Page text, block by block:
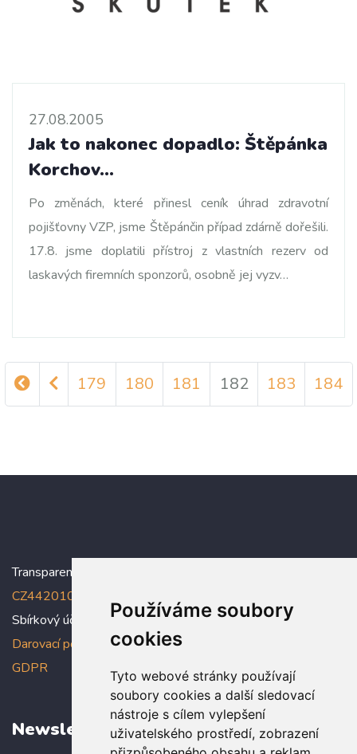
Používáme soubory
cookies
Tyto webové stránky používají
soubory cookies a další sledovací
nástroje s cílem vylepšení
uživatelského prostředí, zobrazení
27.08.2005
Jak to nakonec dopadlo: Štěpánka
Korchov…
Po změnách, které přinesl ceník úhrad zdravotní
pojišťovny VZP, jsme Štěpánčin případ zdárně dořešili.
17.8. jsme doplatili přístroj z vlastních rezerv od
laskavých firemních sponzorů, osobně jej vyzv…
179 180 181 182 183 184
Transparentní účet:
CZ4420100000005005005006
Sbírkový účet: 5005005022/2010
Darovací podmínky,Prohlášení o ochraně osobních údajů dle
GDPR
Newsletter